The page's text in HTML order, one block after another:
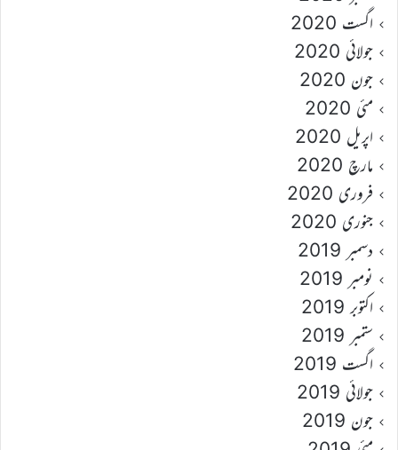
اگست 2020
جولائی 2020
جون 2020
مئی 2020
اپریل 2020
مارچ 2020
فروری 2020
جنوری 2020
دسمبر 2019
نومبر 2019
اکتوبر 2019
ستمبر 2019
اگست 2019
جولائی 2019
جون 2019